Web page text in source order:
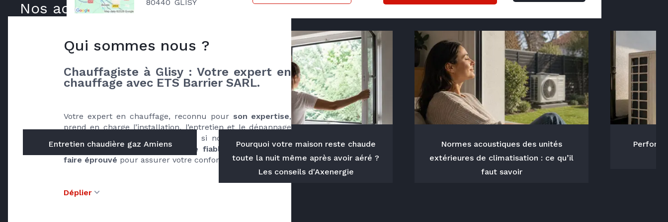
Qui sommes nous ?
Chauffagiste à Glisy : Votre expert en
chauffage avec ETS Barrier SARL.
Votre expert en chauffage, reconnu pour son expertise,
prend en charge l’installation, l’entretien et le dépannage
de votre chaudière à gaz, même si nous ne l’avons pas
installée. Bénéficiez d’un service fiable et d’un savoir-
faire éprouvé pour assurer votre confort en toute saison.
Déplier
80440 GLISY
Nos actualités
Entretien chaudière gaz Amiens
Pourquoi votre maison reste chaude
toute la nuit même après avoir aéré ?
Les conseils d'Axenergie
Normes acoustiques des unités
extérieures de climatisation : ce qu’il
faut savoir